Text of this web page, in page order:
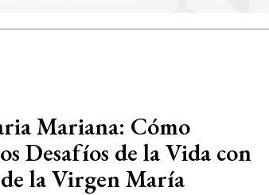
Mariana: Cómo
Desafíos de la Vida con
la Virgen María